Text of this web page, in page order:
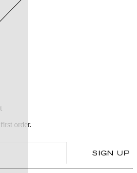
order.
SIGN UP